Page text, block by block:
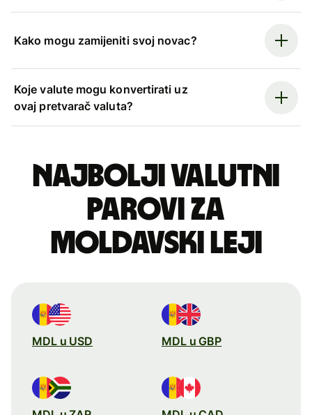
Kako mogu zamijeniti svoj novac?
Koje valute mogu konvertirati uz
ovaj pretvarač valuta?
Najbolji valutni
parovi za
moldavski leji
MDL u USD MDL u GBP